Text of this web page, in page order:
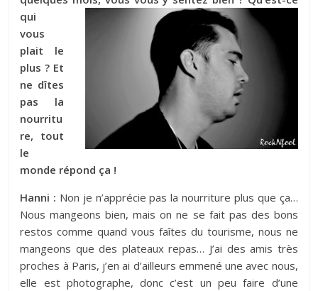
qui
vous
plait le
plus ? Et
ne dîtes
pas la
nourritu
re, tout
le
monde répond ça !
Hanni : Non je n’apprécie pas la nourriture plus que ça…
Nous mangeons bien, mais on ne se fait pas des bons
restos comme quand vous faîtes du tourisme, nous ne
mangeons que des plateaux repas… J’ai des amis très
proches à Paris, j’en ai d’ailleurs emmené une avec nous,
elle est photographe, donc c’est un peu faire d’une